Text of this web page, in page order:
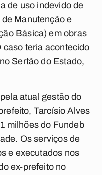
de uso indevido de
Manutenção e
Básica) em obras
caso teria acontecido
Sertão do Estado,
atual gestão do
Tarcísio Alves
milhões do Fundeb
Os serviços de
e executados nos
ex-prefeito no